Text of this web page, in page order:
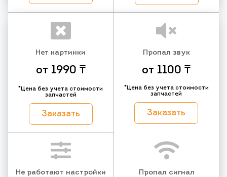
Нет картинки
от 1990 ₸
*Цена без учета стоимости
запчастей
Заказать
Пропал звук
от 1100 ₸
*Цена без учета стоимости
запчастей
Заказать
Не работают настройки Пропал сигнал